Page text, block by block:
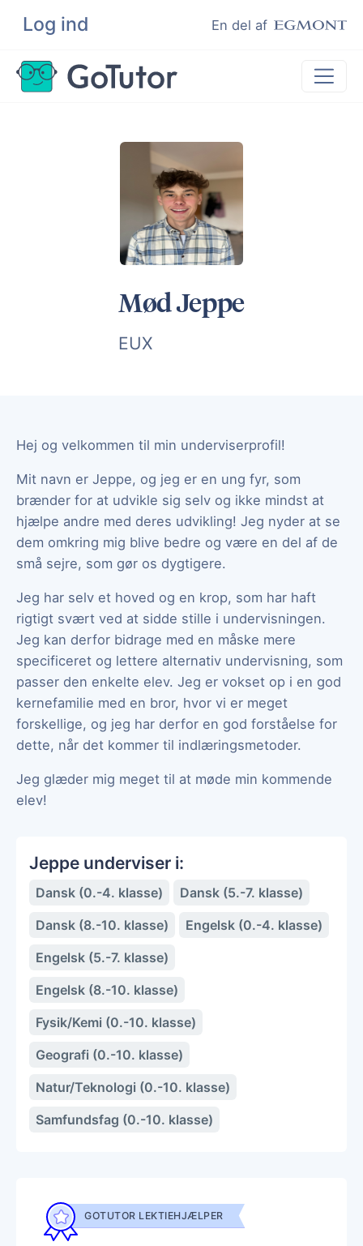
Log ind En del af
Søg
Lektiehjælp
Hjælp til ordblinde
Undervisere
Mød Jeppe
EUX
Hej og velkommen til min underviserprofil!
Mit navn er Jeppe, og jeg er en ung fyr, som
brænder for at udvikle sig selv og ikke mindst at
hjælpe andre med deres udvikling! Jeg nyder at se
dem omkring mig blive bedre og være en del af de
små sejre, som gør os dygtigere.
Jeg har selv et hoved og en krop, som har haft
rigtigt svært ved at sidde stille i undervisningen.
Jeg kan derfor bidrage med en måske mere
specificeret og lettere alternativ undervisning, som
passer den enkelte elev. Jeg er vokset op i en god
kernefamilie med en bror, hvor vi er meget
forskellige, og jeg har derfor en god forståelse for
dette, når det kommer til indlæringsmetoder.
Jeg glæder mig meget til at møde min kommende
elev!
Jeppe underviser i:
Dansk (0.-4. klasse)
Dansk (5.-7. klasse)
Dansk (8.-10. klasse)
Engelsk (0.-4. klasse)
Engelsk (5.-7. klasse)
Engelsk (8.-10. klasse)
Fysik/Kemi (0.-10. klasse)
Geografi (0.-10. klasse)
Natur/Teknologi (0.-10. klasse)
Samfundsfag (0.-10. klasse)
GOTUTOR LEKTIEHJÆLPER